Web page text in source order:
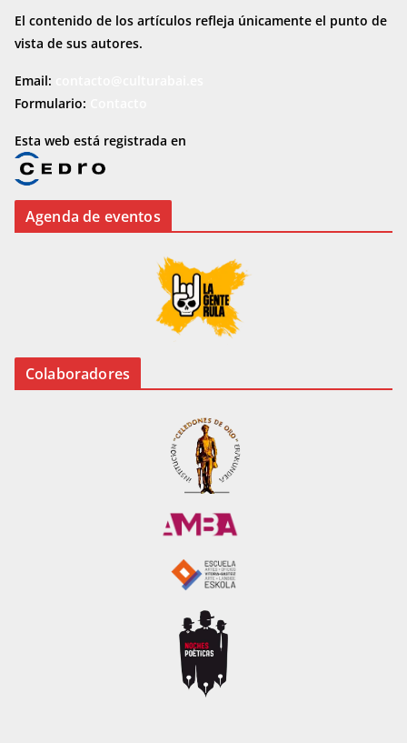
El contenido de los artículos refleja únicamente el punto de
vista de sus autores.
Email:
Formulario:
Esta web está registrada en
Agenda de eventos
Colaboradores